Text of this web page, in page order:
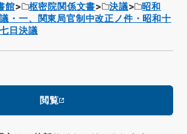
館 枢密院関係文書 決議
昭和
・一、関東局官制中改正ノ件・昭和十
日決議
閲覧